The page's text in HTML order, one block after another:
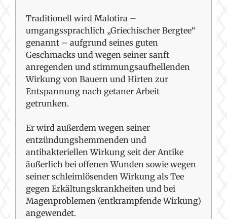
Traditionell wird Malotira –
umgangssprachlich „Griechischer Bergtee“
genannt – aufgrund seines guten
Geschmacks und wegen seiner sanft
anregenden und stimmungsaufhellenden
Wirkung von Bauern und Hirten zur
Entspannung nach getaner Arbeit
getrunken.
Er wird außerdem wegen seiner
entzündungshemmenden und
antibakteriellen Wirkung seit der Antike
äußerlich bei offenen Wunden sowie wegen
seiner schleimlösenden Wirkung als Tee
gegen Erkältungskrankheiten und bei
Magenproblemen (entkrampfende Wirkung)
angewendet.